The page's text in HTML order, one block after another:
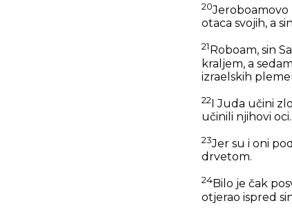
20Jeroboamovo
otaca svojih, a
21 Roboam, sin
kraljem, a
izraelskih
22I Juda učini
učinili njihovi oci.
23Jer su i oni
drvetom.
24Bilo je čak
otjerao ispred